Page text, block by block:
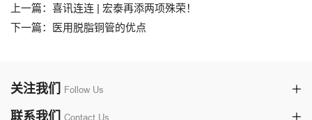
上一篇：喜讯连连 | 宏泰再添两项殊荣！
下一篇：医用脱脂铜管的优点
关注我们 Follow Us
联系我们 Contact Us